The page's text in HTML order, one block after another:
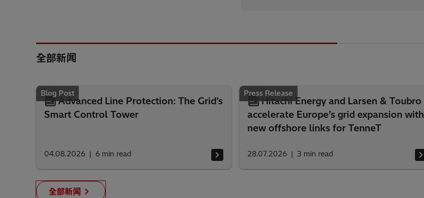
全部新闻
Blog Post
Advanced Line Protection: The Grid’s
Smart Control Tower
04.08.2026 6 min read
Press Release
Hitachi Energy and Larsen & Toubro
accelerate Europe’s grid expansion with
new offshore links for TenneT
28.07.2026 3 min read
全部新闻